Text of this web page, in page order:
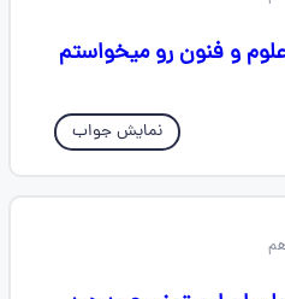
نمایش جواب